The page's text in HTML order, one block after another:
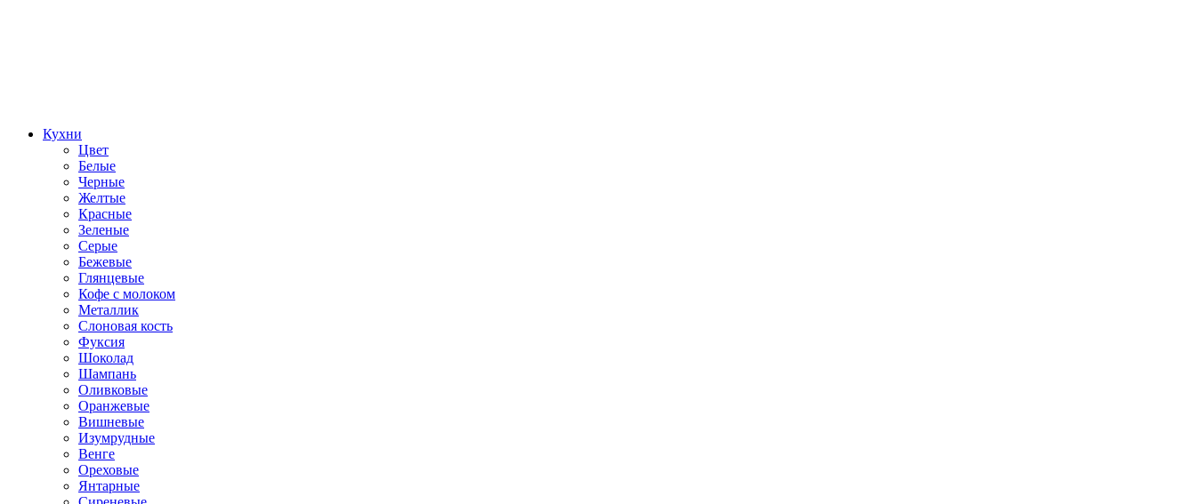
Кухни
Цвет
Белые
Черные
Желтые
Красные
Зеленые
Серые
Бежевые
Глянцевые
Кофе с молоком
Металлик
Слоновая кость
Фуксия
Шоколад
Шампань
Оливковые
Оранжевые
Вишневые
Изумрудные
Венге
Ореховые
Янтарные